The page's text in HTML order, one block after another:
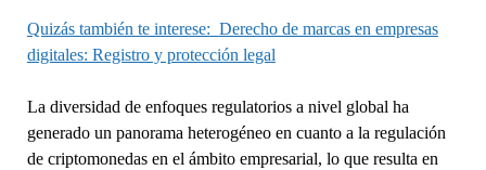
Quizás también te interese: Derecho de marcas en empresas
digitales: Registro y protección legal
La diversidad de enfoques regulatorios a nivel global ha
generado un panorama heterogéneo en cuanto a la regulación
de criptomonedas en el ámbito empresarial, lo que resulta en